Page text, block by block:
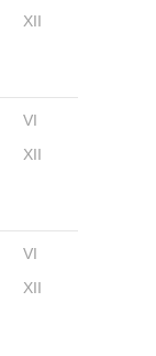
XII
VI
XII
VI
XII